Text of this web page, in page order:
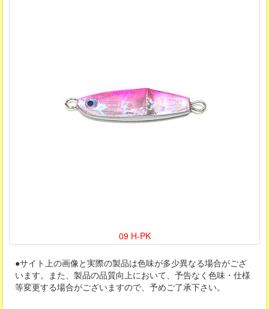
09 H-PK
●サイト上の画像と実際の製品は色味が多少異なる場合がござ
います。また、製品の品質向上において、予告なく色味・仕様
等変更する場合がございますので、予めご了承下さい。